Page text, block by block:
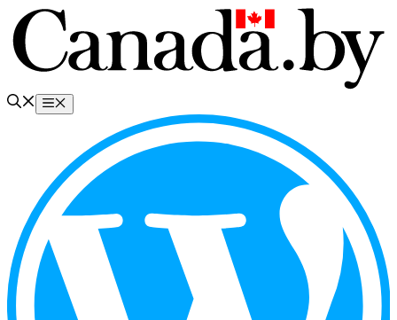
Перейти
содержимому
Меню